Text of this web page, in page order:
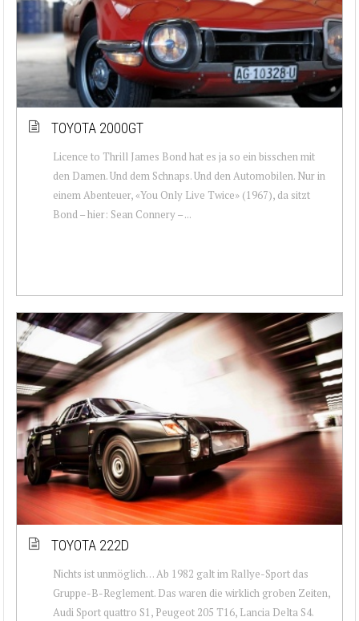
TOYOTA 2000GT
Licence to Thrill James Bond hat es ja so ein bisschen mit
den Damen. Und dem Schnaps. Und den Automobilen. Nur in
einem Abenteuer, «You Only Live Twice» (1967), da sitzt
Bond – hier: Sean Connery – ...
TOYOTA 222D
Nichts ist unmöglich… Ab 1982 galt im Rallye-Sport das
Gruppe-B-Reglement. Das waren die wirklich groben Zeiten,
Audi Sport quattro S1, Peugeot 205 T16, Lancia Delta S4.